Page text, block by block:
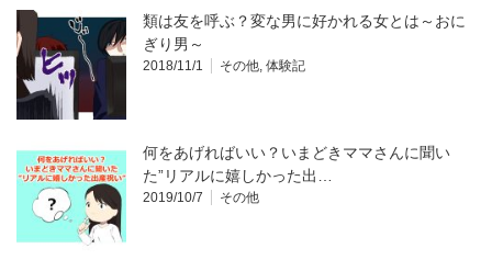
類は友を呼ぶ？変な男に好かれる女とは～おに
ぎり男～
2018/11/1 その他 体験記
何をあげればいい？いまどきママさんに聞い
た”リアルに嬉しかった出…
2019/10/7 その他